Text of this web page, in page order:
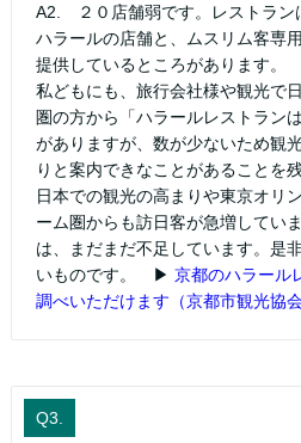
A2. ２０店舗弱です。レストラン
ハラールの店舗と、ムスリム客専
提供しているところがあります。
私どもにも、旅行会社様や観光で
圏の方から「ハラールレストラン
がありますが、数が少ないため観
りと案内できなことがあることを
日本での観光の高まりや東京オリ
ーム圏からも訪日客が急増してい
は、まだまだ不足しています。是
いものです。 ▶ 京都のハラール
調べいただけます（京都市観光協会
Q3.